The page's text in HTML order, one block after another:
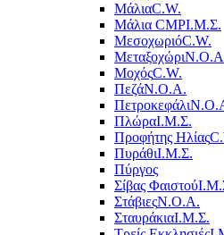
ΜάλιαC.W.
Μάλια CMPΙ.Μ.Σ.
ΜεσοχωριόC.W.
Μεταξοχώρι
ΜοχόςC.W.
ΠεζάΝ.Ο.Α.
Πετροκεφάλι
ΠλώραΙ.Μ.Σ.
Προφήτης Ηλίας
ΠυράθιΙ.Μ.Σ.
Πύργος
Σίβας Φαιστού
ΣτάβιεςΝ.Ο.Α.
ΣταυράκιαΙ.Μ.Σ.